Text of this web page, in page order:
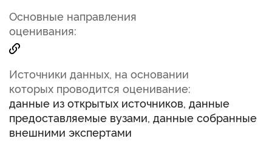
Основные направления
оценивания:
Источники данных, на основании
которых проводится оценивание:
данные из открытых источников, данные
предоставляемые вузами, данные собранные
внешними экспертами